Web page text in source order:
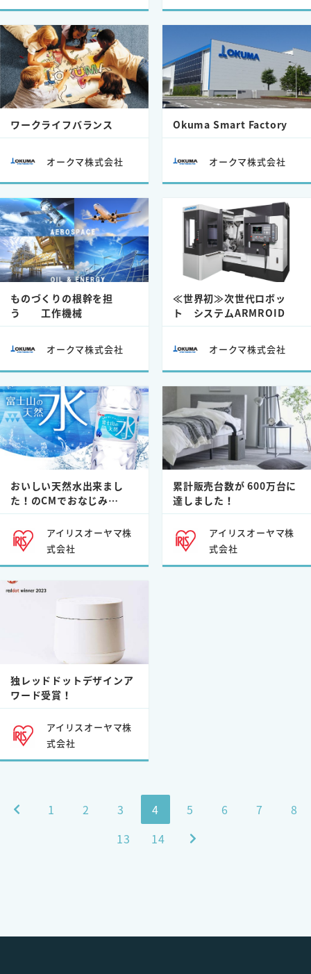
ワークライフバランス
オークマ株式会社
Okuma Smart Factory
オークマ株式会社
ものづくりの根幹を担
う 工作機械
オークマ株式会社
≪世界初≫次世代ロボッ
ト システムARMROID
オークマ株式会社
おいしい天然水出来まし
た！のCMでおなじみ…
アイリスオーヤマ株
式会社
累計販売台数が 600万台に
達しました！
アイリスオーヤマ株
式会社
独レッドドットデザインア
ワード受賞！
アイリスオーヤマ株
式会社
1 2 3 4 5 6 7
8
13
14